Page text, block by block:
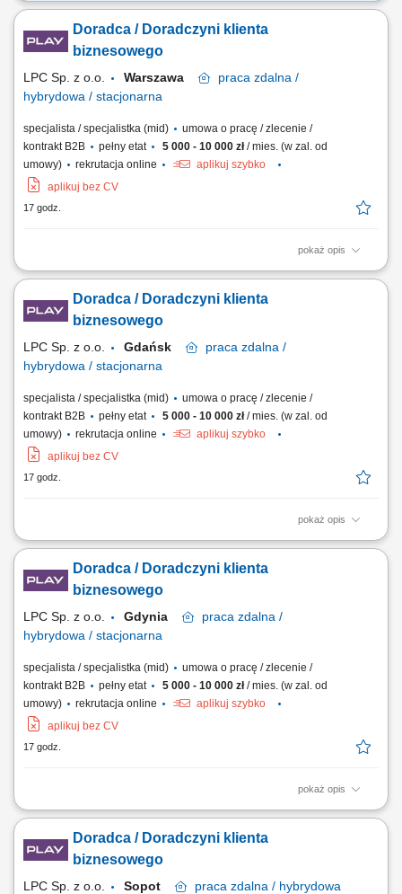
prowadzenie renegocjacji warunków współpracy oraz przedłużanie
umów Realizacja celów sprzedażowych poprzez aktywny kontakt
Doradca / Doradczyni klienta
biznesowego
LPC Sp. z o.o. Warszawa praca zdalna /
hybrydowa / stacjonarna
specjalista / specjalistka (mid)
umowa o pracę / zlecenie /
kontrakt B2B
pełny etat 5 000 - 10 000 zł/ mies. (w zal. od
umowy)
rekrutacja online
aplikuj szybko
aplikuj bez CV
17 godz.
pokaż opis
Zakres obowiązków: Sprzedaż łączy światłowodowych —
firm w terenie, sygnały zakupowe (nowa hala, nowy oddział, rekrutacja
informatyka), polecenia od obecnych klientów i od lokalnych firm IT;
Doradca / Doradczyni klienta
biznesowego
LPC Sp. z o.o. Gdańsk praca zdalna /
hybrydowa / stacjonarna
specjalista / specjalistka (mid)
umowa o pracę / zlecenie /
kontrakt B2B
pełny etat 5 000 - 10 000 zł/ mies. (w zal. od
umowy)
rekrutacja online
aplikuj szybko
aplikuj bez CV
17 godz.
pokaż opis
Zakres obowiązków: Sprzedaż łączy światłowodowych —
firm w terenie, sygnały zakupowe (nowa hala, nowy oddział, rekrutacja
informatyka), polecenia od obecnych klientów i od lokalnych firm IT;
Doradca / Doradczyni klienta
biznesowego
LPC Sp. z o.o. Gdynia praca zdalna /
hybrydowa / stacjonarna
specjalista / specjalistka (mid)
umowa o pracę / zlecenie /
kontrakt B2B
pełny etat 5 000 - 10 000 zł/ mies. (w zal. od
umowy)
rekrutacja online
aplikuj szybko
aplikuj bez CV
17 godz.
pokaż opis
Zakres obowiązków: Sprzedaż łączy światłowodowych —
firm w terenie, sygnały zakupowe (nowa hala, nowy oddział, rekrutacja
informatyka), polecenia od obecnych klientów i od lokalnych firm IT;
Doradca / Doradczyni klienta
biznesowego
LPC Sp. z o.o. Sopot praca zdalna / hybrydowa